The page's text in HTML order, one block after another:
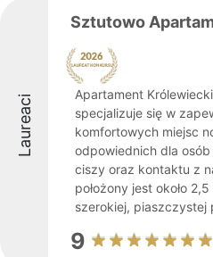
Laureaci
Sztutowo
Apartament
specjalizuje się w
komfortowych miejsc
odpowiednich dla
ciszy oraz kontaktu z
położony jest około
szerokiej, piaszczystej
9